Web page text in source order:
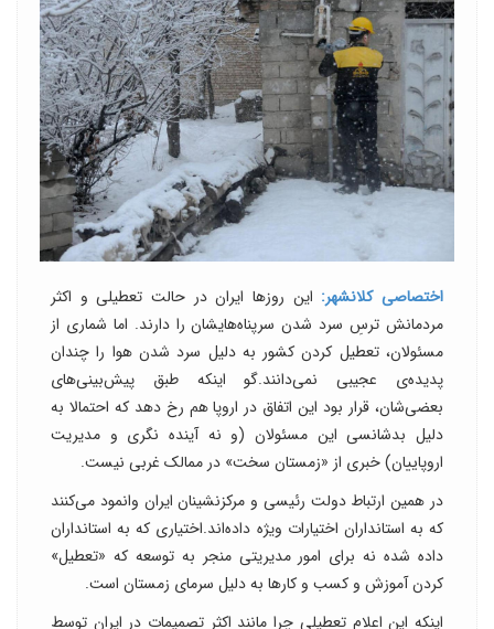
اختصاصی کلانشهر: این روزها ایران در حالت تعطیلی و اکثر
مردمانش ترسِ سرد شدن سرپناه‌هایشان را دارند. اما شماری از
مسئولان، تعطیل کردن کشور به دلیل سرد شدن هوا را چندان
پدیده‌ی عجیبی نمی‌دانند.گو اینکه طبق پیش‌بینی‌های
بعضی‌شان، قرار بود این اتفاق در اروپا هم رخ دهد که احتمالا به
دلیل بدشانسی این مسئولان (و نه آینده نگری و مدیریت
اروپاییان) خبری از «زمستان سخت» در ممالک غربی نیست.
در همین ارتباط دولت رئیسی و مرکزنشینان ایران وانمود می‌کنند
که به استانداران اختیارات ویژه داده‌اند.اختیاری که به استانداران
داده شده نه برای امور مدیریتی منجر به توسعه که «تعطیل»
کردن آموزش و کسب و کارها به دلیل سرمای زمستان است.
اینکه این اعلام تعطیلی چرا مانند اکثر تصمیمات در ایران توسط